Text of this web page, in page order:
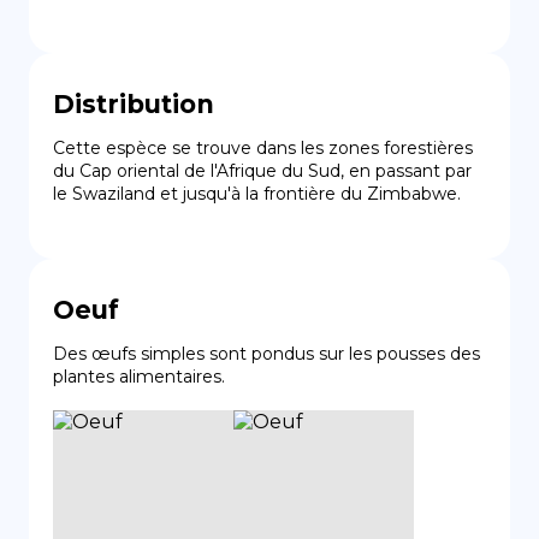
Distribution
Cette espèce se trouve dans les zones forestières
du Cap oriental de l'Afrique du Sud, en passant par
le Swaziland et jusqu'à la frontière du Zimbabwe.
Oeuf
Des œufs simples sont pondus sur les pousses des
plantes alimentaires.